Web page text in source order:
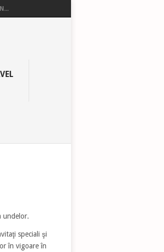
undelor.
speciali şi
în vigoare în